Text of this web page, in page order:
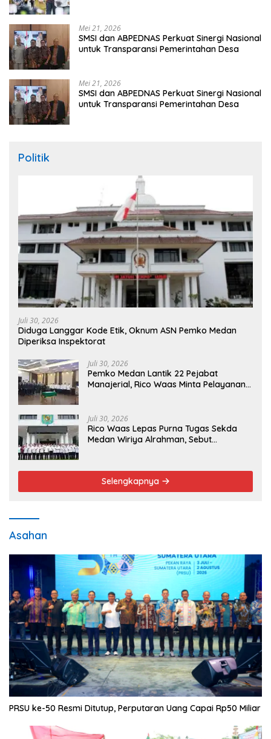
Mei 21, 2026
SMSI dan ABPEDNAS Perkuat Sinergi Nasional
untuk Transparansi Pemerintahan Desa
Mei 21, 2026
SMSI dan ABPEDNAS Perkuat Sinergi Nasional
untuk Transparansi Pemerintahan Desa
Politik
Juli 30, 2026
Diduga Langgar Kode Etik, Oknum ASN Pemko Medan
Diperiksa Inspektorat
Juli 30, 2026
Pemko Medan Lantik 22 Pejabat
Manajerial, Rico Waas Minta Pelayanan
Juli 30, 2026
Rico Waas Lepas Purna Tugas Sekda
Medan Wiriya Alrahman, Sebut
Selengkapnya
Asahan
PRSU ke-50 Resmi Ditutup, Perputaran Uang Capai Rp50 Miliar